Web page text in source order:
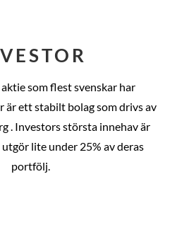
som flest svenskar har
är ett stabilt bolag som drivs av
. Investors största innehav är
lite under 25% av deras
portfölj.